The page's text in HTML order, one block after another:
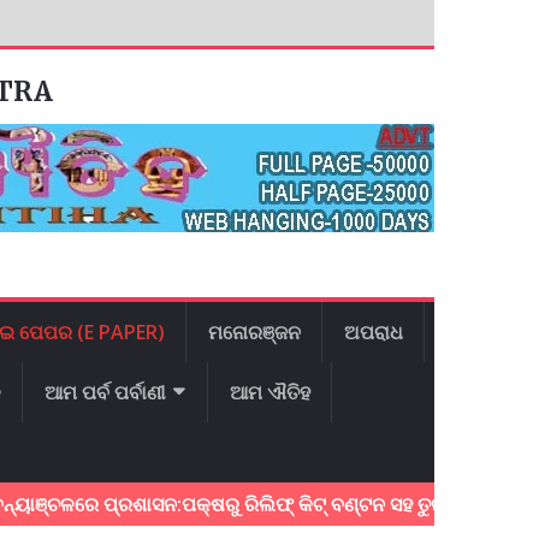
ଇ ପେପର (E PAPER) ମନୋରଞ୍ଜନ ଅପରାଧ
ଆମ ପର୍ବ ପର୍ବାଣୀ ଆମ ଐତିହ
ପ୍ରଶାସନ:ପକ୍ଷରୁ ରିଲିଫ୍ କିଟ୍ ବଣ୍ଟନ ସହ ତୁରନ୍ତ ପୁନରୁଦ୍ଧାର କାର୍ଯ୍ୟ